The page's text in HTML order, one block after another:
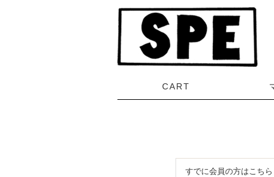
すでに会員の方はこちら